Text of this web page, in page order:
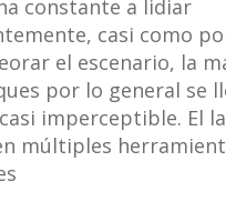
constante a lidiar
casi como
el escenario, la
por lo general se
imperceptible. El
múltiples